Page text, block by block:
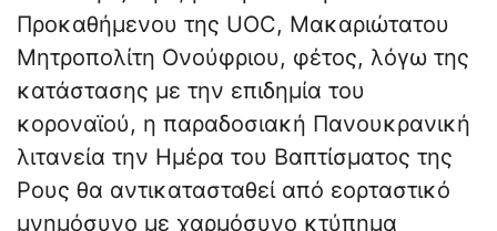
Προκαθήμενου της UOC, Μακαριώτατου
Μητροπολίτη Ονούφριου, φέτος, λόγω της
κατάστασης με την επιδημία του
κοροναϊού, η παραδοσιακή Πανουκρανική
λιτανεία την Ημέρα του Βαπτίσματος της
Ρους θα αντικατασταθεί από εορταστικό
μνημόσυνο με χαρμόσυνο κτύπημα